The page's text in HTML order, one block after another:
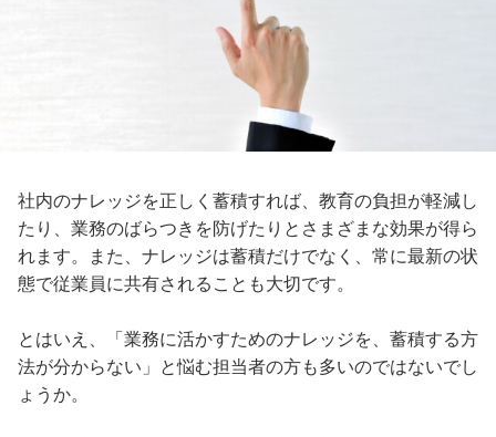
社内のナレッジを正しく蓄積すれば、教育の負担が軽減し
たり、業務のばらつきを防げたりとさまざまな効果が得ら
れます。また、ナレッジは蓄積だけでなく、常に最新の状
態で従業員に共有されることも大切です。
とはいえ、「業務に活かすためのナレッジを、蓄積する方
法が分からない」と悩む担当者の方も多いのではないでし
ょうか。